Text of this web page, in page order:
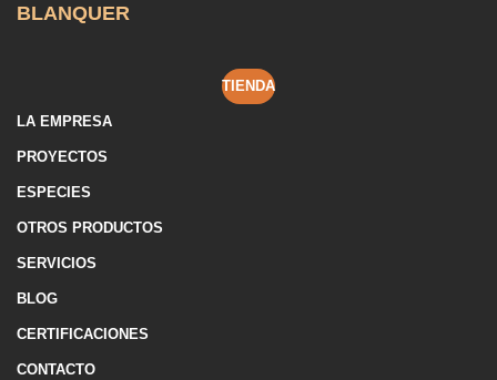
BLANQUER
TIENDA
LA EMPRESA
PROYECTOS
ESPECIES
OTROS PRODUCTOS
SERVICIOS
BLOG
CERTIFICACIONES
CONTACTO